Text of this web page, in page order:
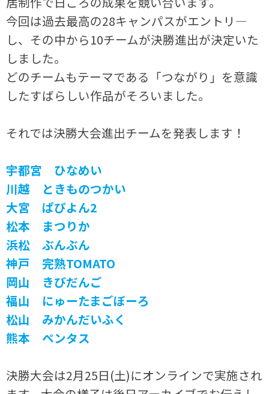
今回は過去最高の28キャンパスがエントリ―
し、その中から10チームが決勝進出が決定いた
しました。
どのチームもテーマである「つながり」を意識
したすばらしい作品がそろいました。
それでは決勝大会進出チームを発表します！
宇都宮 ひなめい
川越 ときものつかい
大宮 ぱぴよん2
松本 まつりか
浜松 ぶんぶん
神戸 完熟TOMATO
岡山 きびだんご
福山 にゅーたまごぼーろ
松山 みかんだいふく
熊本 ペンタス
決勝大会は2月25日(土)にオンラインで実施され